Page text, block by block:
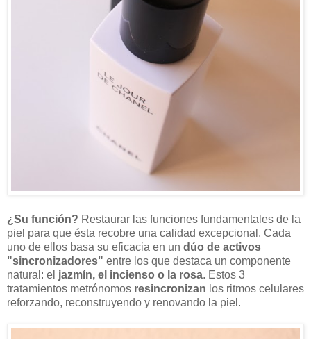
¿Su función? Restaurar las funciones fundamentales de la
piel para que ésta recobre una calidad excepcional. Cada
uno de ellos basa su eficacia en un dúo de activos
"sincronizadores" entre los que destaca un componente
natural: el jazmín, el incienso o la rosa. Estos 3
tratamientos metrónomos resincronizan los ritmos celulares
reforzando, reconstruyendo y renovando la piel.